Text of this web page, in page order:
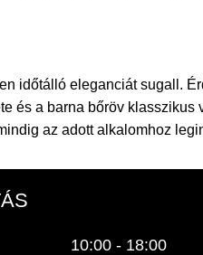
időtálló eleganciát sugall.
és a barna bőröv
az adott alkalomhoz
10:00 - 18:00